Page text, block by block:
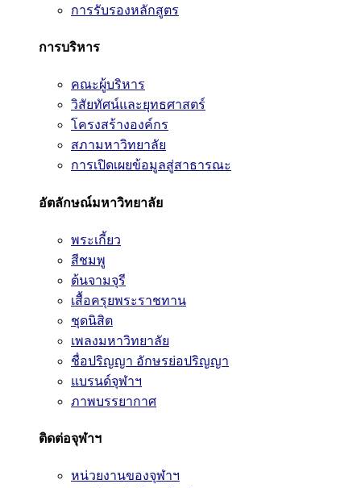
การรับรองหลักสูตร
การบริหาร
คณะผู้บริหาร
วิสัยทัศน์และยุทธศาสตร์
โครงสร้างองค์กร
สภามหาวิทยาลัย
การเปิดเผยข้อมูลสู่สาธารณะ
อัตลักษณ์มหาวิทยาลัย
พระเกี้ยว
สีชมพู
ต้นจามจุรี
เสื้อครุยพระราชทาน
ชุดนิสิต
เพลงมหาวิทยาลัย
ชื่อปริญญา อักษรย่อปริญญา
แบรนด์จุฬาฯ
ภาพบรรยากาศ
ติดต่อจุฬาฯ
หน่วยงานของจุฬาฯ